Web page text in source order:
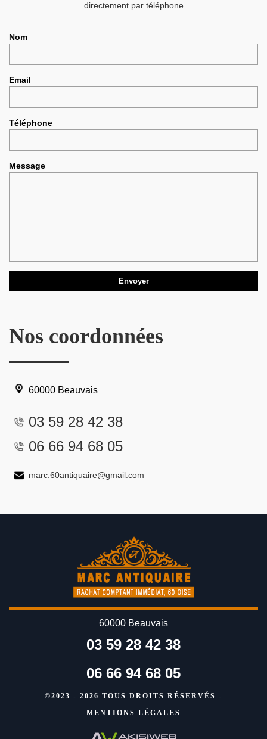
directement par téléphone
Nom
Email
Téléphone
Message
Nos coordonnées
60000 Beauvais
03 59 28 42 38
06 66 94 68 05
marc.60antiquaire@gmail.com
60000 Beauvais
03 59 28 42 38
06 66 94 68 05
©2023 - 2026 TOUS DROITS RÉSERVÉS -
MENTIONS LÉGALES